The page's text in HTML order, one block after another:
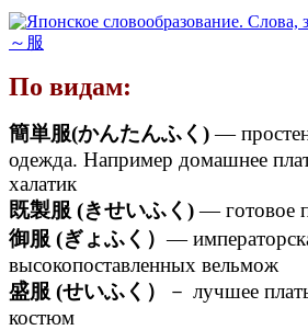
По видам:
簡単服(かんたんふく) —
одежда. Например домашнее
халатик
既製服 (きせいふく)— готовое
御服 (ぎょふく）—
высокопоставленных вельмож
盛服 (せいふく）
－ лучшее
костюм